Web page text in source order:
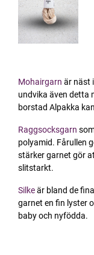
Mohairgarn är näst
undvika även detta
borstad Alpakka
Raggsocksgarn
polyamid. Fårullen
stärker garnet gör
slitstarkt.
Silkeär bland de
garnet en fin lyster
baby och nyfödda.